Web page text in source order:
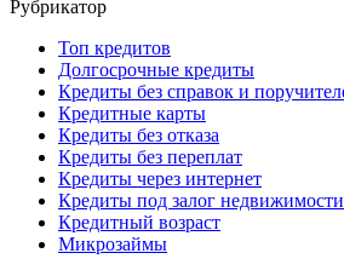
Рубрикатор
Топ кредитов
Долгосрочные кредиты
Кредиты без справок и
Кредитные карты
Кредиты без отказа
Кредиты без переплат
Кредиты через интернет
Кредиты под залог недвижимости
Кредитный возраст
Микрозаймы